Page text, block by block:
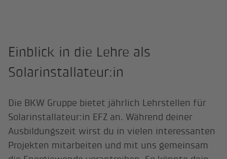
Einblick in die Lehre als
Solarinstallateur:in
Die BKW Gruppe bietet jährlich Lehrstellen für
Solarinstallateur:in EFZ an. Während deiner
Ausbildungszeit wirst du in vielen interessanten
Projekten mitarbeiten und mit uns gemeinsam